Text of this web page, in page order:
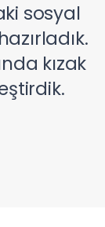
sosyal
kızak